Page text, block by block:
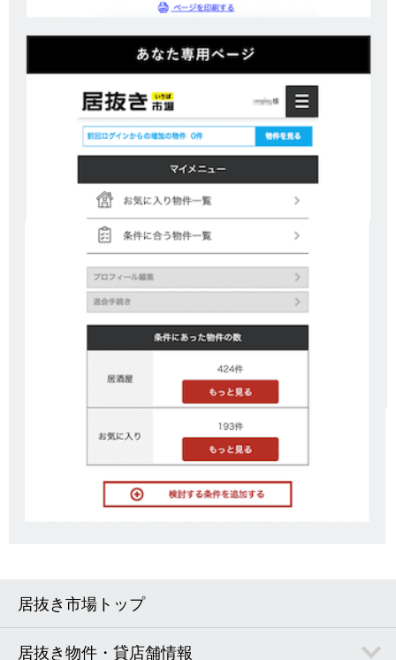
居抜き市場トップ
居抜き物件・貸店舗情報